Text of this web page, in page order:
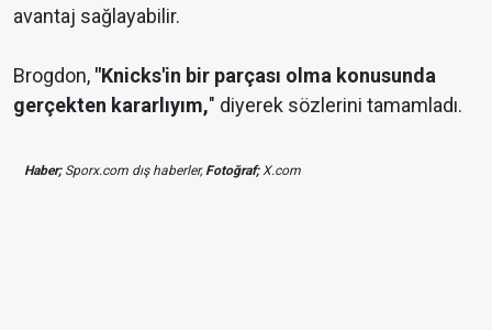
avantaj sağlayabilir.
Brogdon, "Knicks'in bir parçası olma konusunda
gerçekten kararlıyım," diyerek sözlerini tamamladı.
Haber;Sporx.com dış haberler,Fotoğraf;X.com